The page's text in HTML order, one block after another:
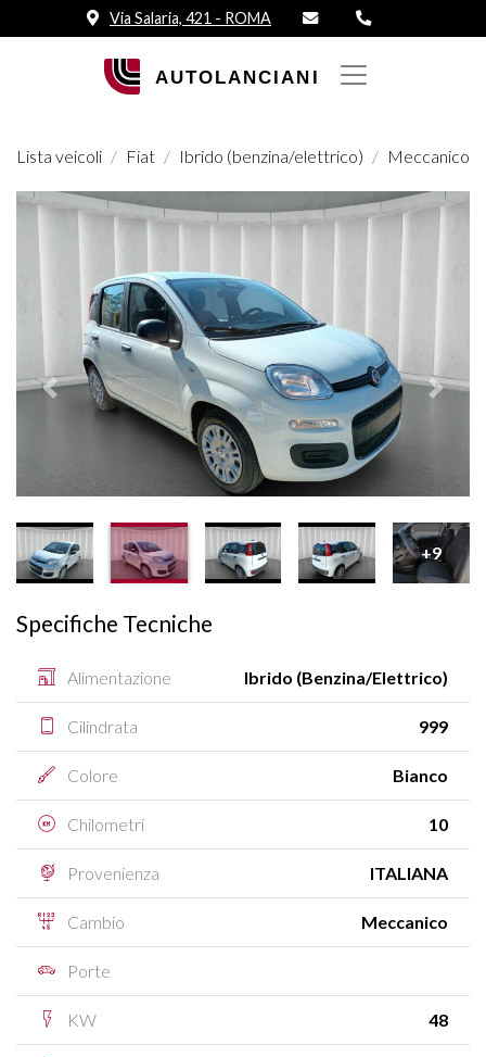
Via Salaria, 421 - ROMA
Lista veicoli Fiat Ibrido (benzina/elettrico) Meccanico
Prededente
+9
Specifiche Tecniche
Alimentazione Ibrido (Benzina/Elettrico)
Cilindrata 999
Colore Bianco
Chilometri 10
Provenienza ITALIANA
Cambio Meccanico
Porte
KW 48